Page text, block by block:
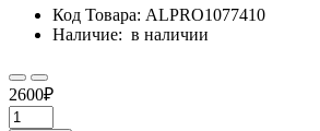
Код Товара: ALPRO1077410
Наличие: в наличии
2600₽